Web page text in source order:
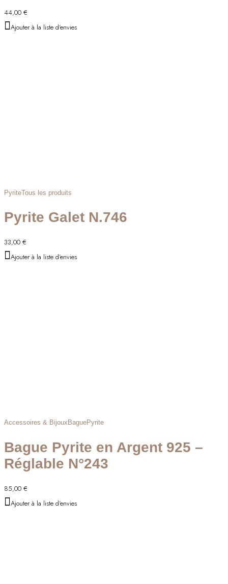
44,00 €
Ajouter à la liste d'envies
PyriteTous les produits
Pyrite Galet N.746
33,00 €
Ajouter à la liste d'envies
Accessoires & Bijoux BaguePyrite
Bague Pyrite en Argent 925 –
Réglable N°243
85,00 €
Ajouter à la liste d'envies